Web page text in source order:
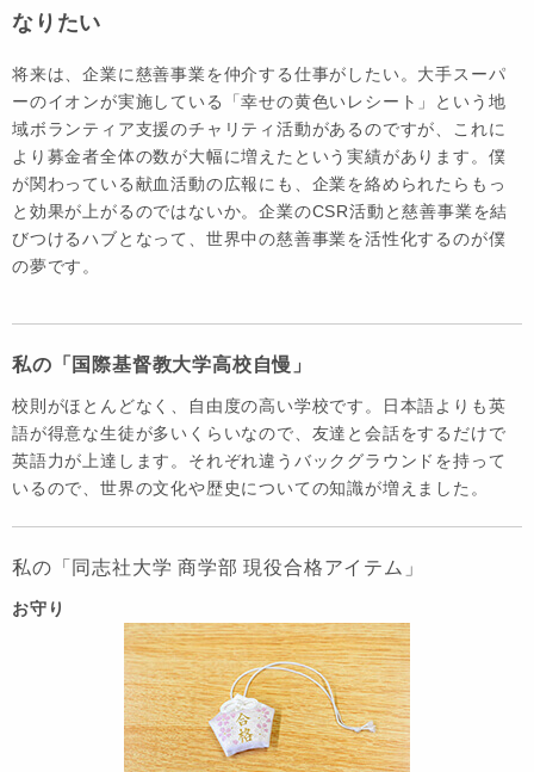
なりたい
将来は、企業に慈善事業を仲介する仕事がしたい。大手スーパ
ーのイオンが実施している「幸せの黄色いレシート」という地
域ボランティア支援のチャリティ活動があるのですが、これに
より募金者全体の数が大幅に増えたという実績があります。僕
が関わっている献血活動の広報にも、企業を絡められたらもっ
と効果が上がるのではないか。企業のCSR活動と慈善事業を結
びつけるハブとなって、世界中の慈善事業を活性化するのが僕
の夢です。
私の「国際基督教大学高校自慢」
校則がほとんどなく、自由度の高い学校です。日本語よりも英
語が得意な生徒が多いくらいなので、友達と会話をするだけで
英語力が上達します。それぞれ違うバックグラウンドを持って
いるので、世界の文化や歴史についての知識が増えました。
私の「同志社大学 商学部 現役合格アイテム」
お守り